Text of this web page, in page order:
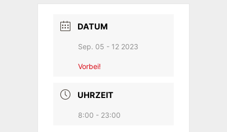
DATUM
Sep. 05 - 12 2023
Vorbei!
UHRZEIT
8:00 - 23:00